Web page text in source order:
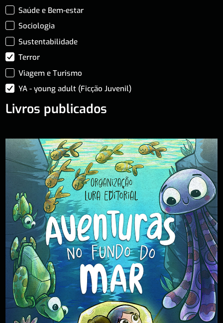
Saúde e Bem-estar
Sociologia
Sustentabilidade
Terror
Viagem e Turismo
YA - young adult (Ficção Juvenil)
Livros publicados